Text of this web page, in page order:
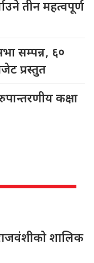
तीन महत्वपूर्ण
सम्पन्न, ६०
प्रस्तुत
कक्षा
शालिक